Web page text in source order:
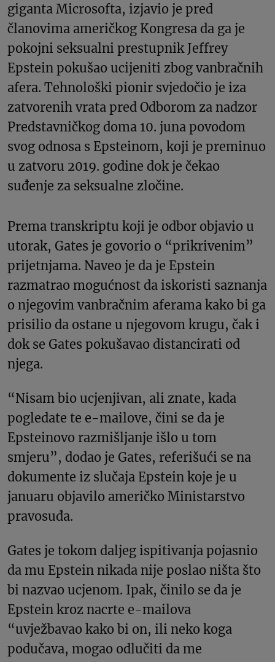
giganta Microsofta, izjavio je pred
članovima američkog Kongresa da ga je
pokojni seksualni prestupnik Jeffrey
Epstein pokušao ucijeniti zbog vanbračnih
afera. Tehnološki pionir svjedočio je iza
zatvorenih vrata pred Odborom za nadzor
Predstavničkog doma 10. juna povodom
svog odnosa s Epsteinom, koji je preminuo
u zatvoru 2019. godine dok je čekao
suđenje za seksualne zločine.
Prema transkriptu koji je odbor objavio u
utorak, Gates je govorio o “prikrivenim”
prijetnjama. Naveo je da je Epstein
razmatrao mogućnost da iskoristi saznanja
o njegovim vanbračnim aferama kako bi ga
prisilio da ostane u njegovom krugu, čak i
dok se Gates pokušavao distancirati od
njega.
“Nisam bio ucjenjivan, ali znate, kada
pogledate te e-mailove, čini se da je
Epsteinovo razmišljanje išlo u tom
smjeru”, dodao je Gates, referišući se na
dokumente iz slučaja Epstein koje je u
januaru objavilo američko Ministarstvo
pravosuđa.
Gates je tokom daljeg ispitivanja pojasnio
da mu Epstein nikada nije poslao ništa što
bi nazvao ucjenom. Ipak, činilo se da je
Epstein kroz nacrte e-mailova
“uvježbavao kako bi on, ili neko koga
podučava, mogao odlučiti da me